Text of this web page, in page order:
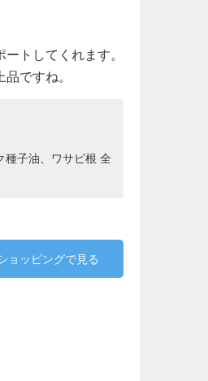
トしてくれます。
ですね。
種子油、ワサビ根 全
ョッピングで見る